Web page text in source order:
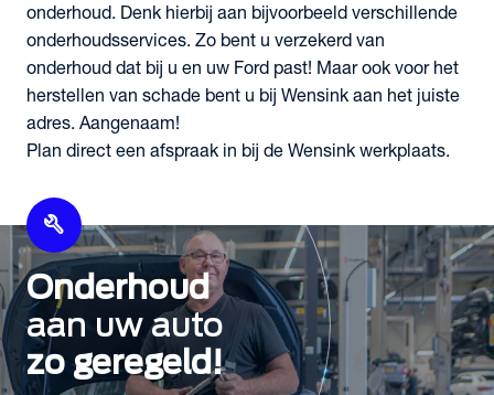
onderhoud. Denk hierbij aan bijvoorbeeld verschillende
onderhoudsservices. Zo bent u verzekerd van
onderhoud dat bij u en uw Ford past! Maar ook voor het
herstellen van schade bent u bij Wensink aan het juiste
adres. Aangenaam!
Plan direct een afspraak in bij de Wensink werkplaats.
build
Onderhoud
aan uw auto
zo geregeld!